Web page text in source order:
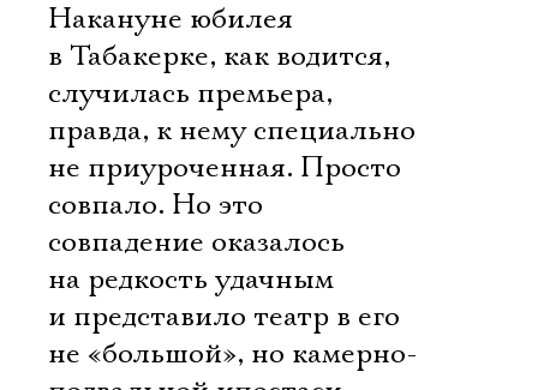
Накануне юбилея
в Табакерке, как водится,
случилась премьера,
правда, к нему специально
не приуроченная. Просто
совпало. Но это
совпадение оказалось
на редкость удачным
и представило театр в его
не «большой», но камерно-
Электропочта